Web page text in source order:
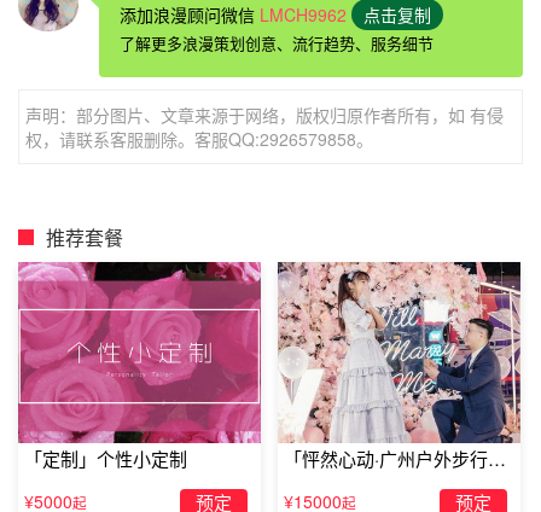
抚顺婚礼求婚方式：温馨甜蜜的求婚
方法。首先，你拿出你为她所画那些她不知道的画，在画的
旁边注上一些很动情的文字。每当她翻开一页，你就开始讲
诉那些你默默的为她所做的事，而这些事都是为她所不知
的，当她翻到最后一页时，就会看见你为她画的一枚戒指，
标注着：你愿意嫁给我吗?这个时候，你就拿出真正的戒
指，开始甜蜜的求婚。
添加浪漫顾问微信 LMCH9962 点击复制
了解更多浪漫策划创意、流行趋势、服务细节
声明：部分图片、文章来源于网络，版权归原作者所有，如 有侵
权，请联系客服删除。客服QQ:2926579858。
推荐套餐
「定制」个性小定制
¥5000起 预定
「怦然心动·广州户外步行街
求婚」
¥15000起 预定